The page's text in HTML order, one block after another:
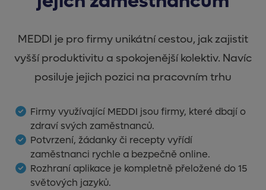
MEDDI je pro firmy unikátní cestou, jak zajistit
vyšší produktivitu a spokojenější kolektiv. Navíc
posiluje jejich pozici na pracovním trhu
Firmy využívající MEDDI jsou firmy, které dbají o
zdraví svých zaměstnanců.
Potvrzení, žádanky či recepty vyřídí
zaměstnanci rychle a bezpečně online.
Rozhraní aplikace je kompletně přeložené do 15
světových jazyků.